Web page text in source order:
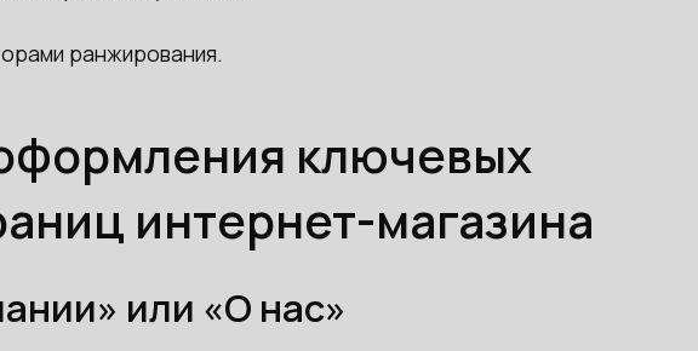
ранжирования.
ключевых
интернет-магазина
или «О нас»